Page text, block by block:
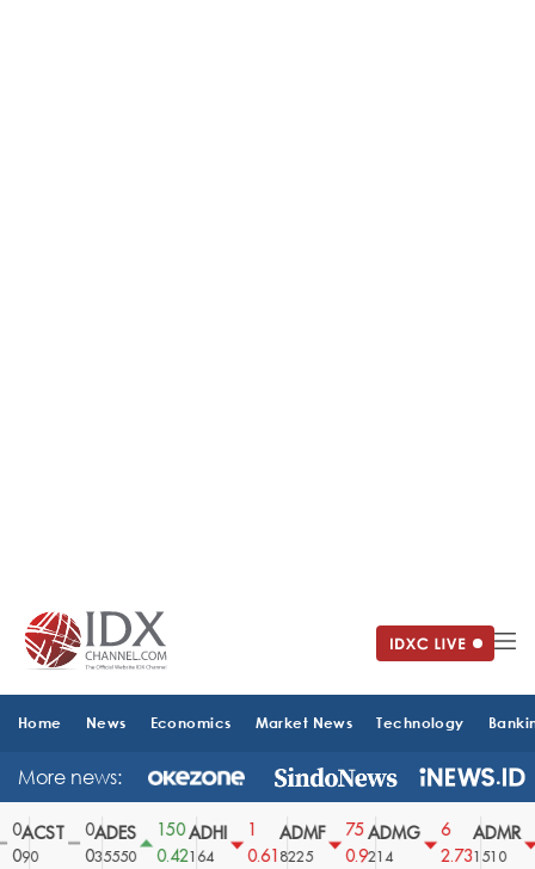
Home News Economics Market News Technology
More news:
0
0
ACST
90
0
0
ADES
35550
150
0.42
ADHI
164
0.61
ADMF
8225
75
0.9
ADMG
214
6
2.73
ADMR
1510